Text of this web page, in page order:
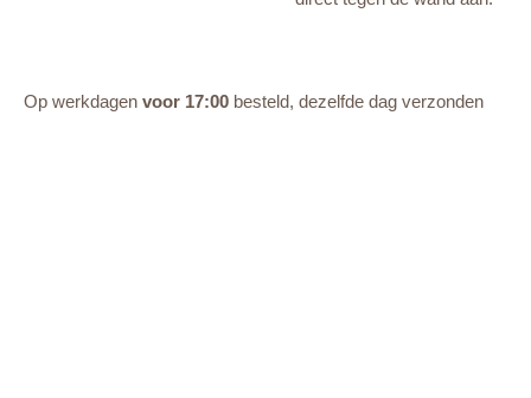
Op werkdagen voor 17:00 besteld, dezelfde dag verzonden